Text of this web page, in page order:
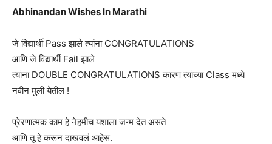
Abhinandan Wishes In Marathi
जे विद्यार्थी Pass झाले त्यांना CONGRATULATIONS
आणि जे विद्यार्थी Fail झाले
त्यांना DOUBLE CONGRATULATIONS कारण त्यांच्या Class मध्ये
नवीन मुली येतील !
प्रेरणात्मक काम हे नेहमीच यशाला जन्म देत असते
आणि तू हे करून दाखवलं आहेस.